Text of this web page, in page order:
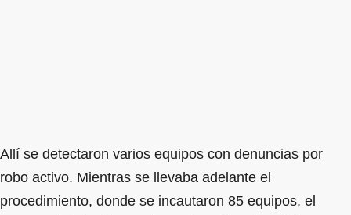
Allí se detectaron varios equipos con denuncias por
robo activo. Mientras se llevaba adelante el
procedimiento, donde se incautaron 85 equipos, el